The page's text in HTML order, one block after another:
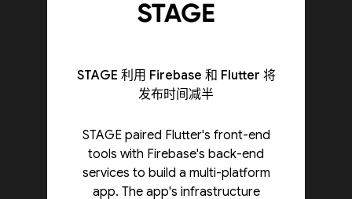
STAGE 利用 Firebase 和 Flutter 将
发布时间减半
STAGE paired Flutter's front-end
tools with Firebase's back-end
services to build a multi-platform
app. The app's infrastructure